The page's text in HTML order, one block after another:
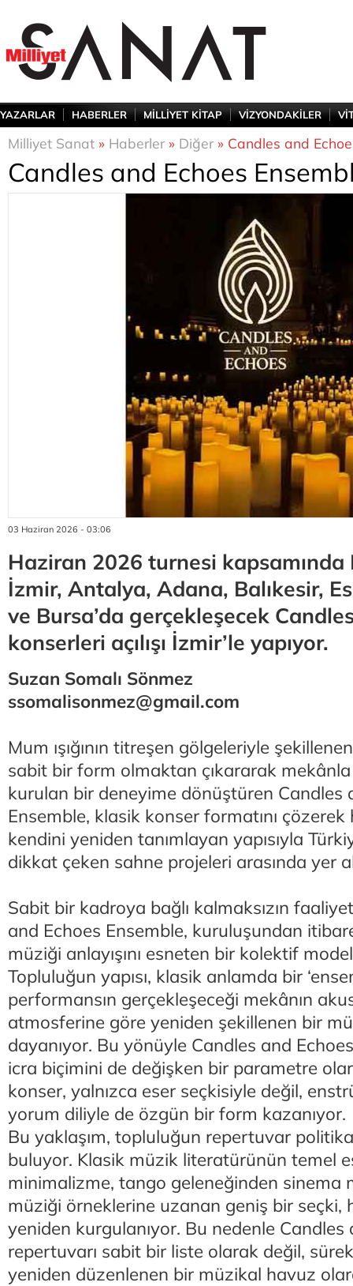
YAZARLAR HABERLER MİLLİYET KİTAP VİZYONDAKİLER
Milliyet Sanat » Haberler» Diğer» Candles and
Candles and Echoes
03 Haziran 2026 - 03:06
Haziran 2026 turnesi
İzmir, Antalya, Adana, Balıkesir,
ve Bursa’da gerçekleşecek
konserleri açılışı İzmir’le yapıyor.
Suzan Somalı Sönmez
ssomalisonmez@gmail.com
Mum ışığının titreşen gölgeleriyle
sabit bir form olmaktan çıkararak
kurulan bir deneyime dönüştüren Candles
Ensemble, klasik konser formatını
kendini yeniden tanımlayan yapısıyla
dikkat çeken sahne projeleri arasında yer
Sabit bir kadroya bağlı kalmaksızın
and Echoes Ensemble, kuruluşundan
müziği anlayışını esneten bir kolektif
Topluluğun yapısı, klasik anlamda bir
performansın gerçekleşeceği mekânın
atmosferine göre yeniden şekillenen bir
dayanıyor. Bu yönüyle Candles and
icra biçimini de değişken bir parametre
konser, yalnızca eser seçkisiyle değil,
yorum diliyle de özgün bir form kazanıyor.
Bu yaklaşım, topluluğun repertuvar
buluyor. Klasik müzik literatürünün temel
minimalizme, tango geleneğinden sinema
müziği örneklerine uzanan geniş bir seçki,
yeniden kurgulanıyor. Bu nedenle Candles
repertuvarı sabit bir liste olarak değil,
yeniden düzenlenen bir müzikal havuz